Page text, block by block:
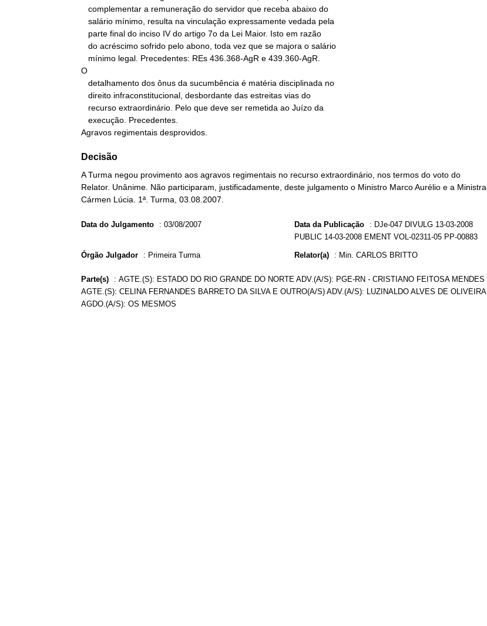
O
Agravos regimentais desprovidos.
Decisão
A Turma negou provimento aos agravos regimentais no recurso extraordinário, nos termos do voto do
Relator. Unânime. Não participaram, justificadamente, deste julgamento o Ministro Marco Aurélio e a Ministra
Cármen Lúcia. 1ª. Turma, 03.08.2007.
Data do Julgamento : 03/08/2007 Data da Publicação : DJe-047 DIVULG 13-03-2008
PUBLIC 14-03-2008 EMENT VOL-02311-05 PP-00883
Órgão Julgador : Primeira Turma Relator(a) : Min. CARLOS BRITTO
Parte(s) : AGTE.(S): ESTADO DO RIO GRANDE DO NORTE ADV.(A/S): PGE-RN - CRISTIANO FEITOSA MENDES
AGTE.(S): CELINA FERNANDES BARRETO DA SILVA E OUTRO(A/S) ADV.(A/S): LUZINALDO ALVES DE OLIVEIRA
AGDO.(A/S): OS MESMOS